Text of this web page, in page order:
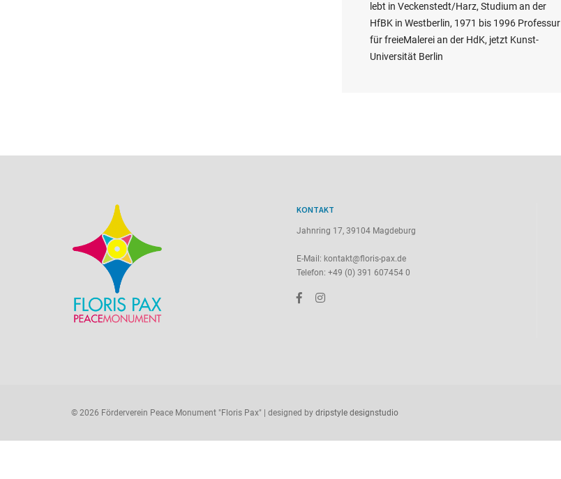
lebt in Veckenstedt/Harz, Studium an der
HfBK in Westberlin, 1971 bis 1996 Professur
für freieMalerei an der HdK, jetzt Kunst-
Universität Berlin
KONTAKT
Jahnring 17, 39104 Magdeburg
E-Mail: kontakt@floris-pax.de
Telefon: +49 (0) 391 607454 0
© 2026 Förderverein Peace Monument "Floris Pax" | designed by dripstyle designstudio